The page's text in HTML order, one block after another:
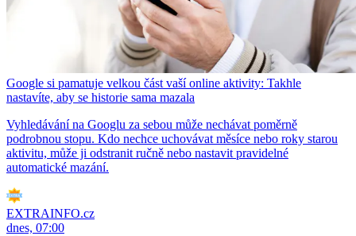
Google si pamatuje velkou část vaší online aktivity: Takhle
nastavíte, aby se historie sama mazala
Vyhledávání na Googlu za sebou může nechávat poměrně
podrobnou stopu. Kdo nechce uchovávat měsíce nebo roky starou
aktivitu, může ji odstranit ručně nebo nastavit pravidelné
automatické mazání.
EXTRAINFO.cz
dnes, 07:00